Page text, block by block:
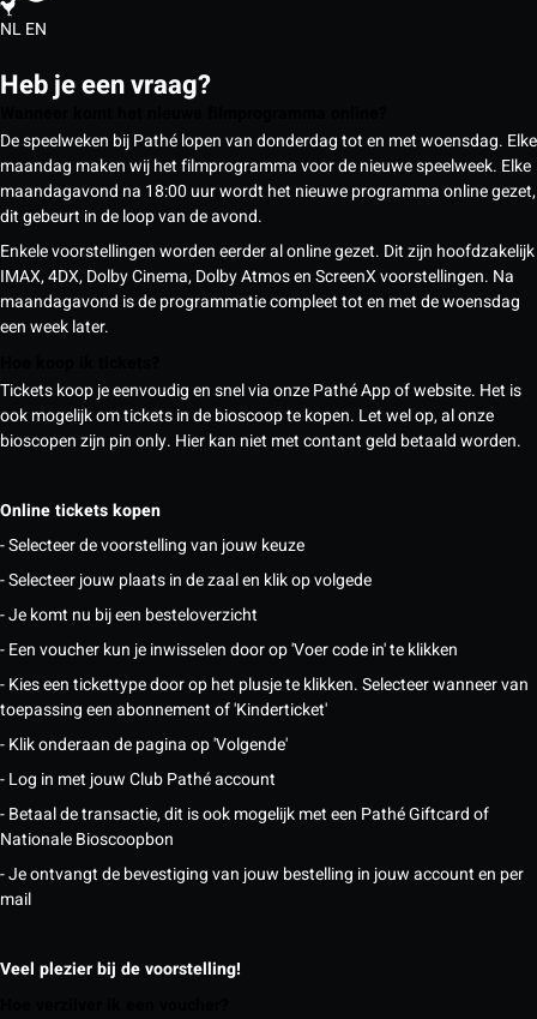
NLEN
Heb je een vraag?
De speelweken bij Pathé lopen van donderdag tot en met woensdag. Elke
maandag maken wij het filmprogramma voor de nieuwe speelweek. Elke
maandagavond na 18:00 uur wordt het nieuwe programma online gezet,
dit gebeurt in de loop van de avond.
Enkele voorstellingen worden eerder al online gezet. Dit zijn hoofdzakelijk
IMAX, 4DX, Dolby Cinema, Dolby Atmos en ScreenX voorstellingen. Na
maandagavond is de programmatie compleet tot en met de woensdag
een week later.
Tickets koop je eenvoudig en snel via onze Pathé App of website. Het is
ook mogelijk om tickets in de bioscoop te kopen. Let wel op, al onze
bioscopen zijn pin only. Hier kan niet met contant geld betaald worden.
Online tickets kopen
- Selecteer de voorstelling van jouw keuze
- Selecteer jouw plaats in de zaal en klik op volgede
- Je komt nu bij een besteloverzicht
- Een voucher kun je inwisselen door op 'Voer code in' te klikken
- Kies een tickettype door op het plusje te klikken. Selecteer wanneer van
toepassing een abonnement of 'Kinderticket'
- Klik onderaan de pagina op 'Volgende'
- Log in met jouw Club Pathé account
- Betaal de transactie, dit is ook mogelijk met een Pathé Giftcard of
Nationale Bioscoopbon
- Je ontvangt de bevestiging van jouw bestelling in jouw account en per
mail
Veel plezier bij de voorstelling!